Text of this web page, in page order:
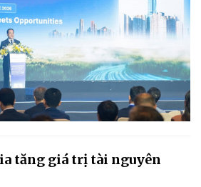
tăng giá trị tài nguyên